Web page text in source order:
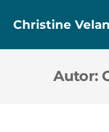
Christine Velan
Autor: